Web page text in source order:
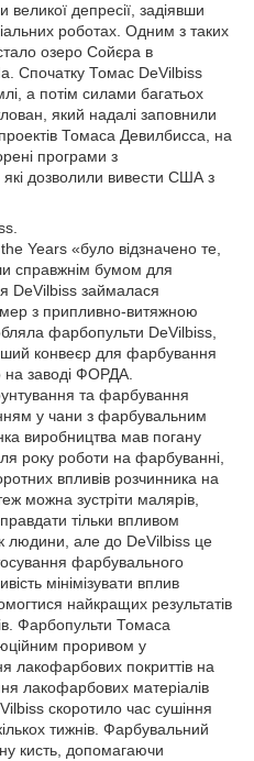
депресії, задіявши
роботах. Одним з таких
озеро Сойєра в
Спочатку Томас DeVilbiss
а потім силами багатьох
який надалі заповнили
Томаса Девилбисса, на
програми з
дозволили вивести США з
Years «було відзначено те,
справжнім бумом для
DeVilbiss займалася
з припливно-витяжною
фарбопульти DeVilbiss,
конвеєр для фарбування
на заводі ФОРДА.
та фарбування
у чани з фарбувальним
виробництва мав погану
року роботи на фарбуванні,
впливів розчинника на
можна зустріти малярів,
тільки впливом
людини, але до DeVilbiss це
фарбувального
мінімізувати вплив
найкращих результатів
Фарбопульти Томаса
проривом у
лакофарбових покриттів на
лакофарбових матеріалів
скоротило час сушіння
тижнів. Фарбувальний
кисть, допомагаючи